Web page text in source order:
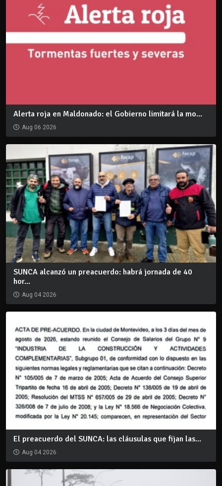
Alerta roja en Maldonado: el Gobierno limitará la mo...
Aug 06 2026
SUNCA alcanzó un preacuerdo: habrá jornada de 40
hor...
Aug 04 2026
El preacuerdo del SUNCA: las cláusulas que fijan las...
Aug 04 2026